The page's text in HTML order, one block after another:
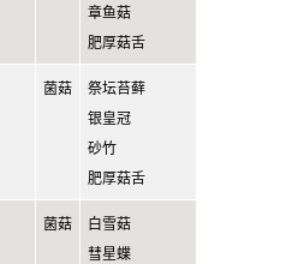
章鱼菇
肥厚菇舌
菌菇
祭坛苔藓
银皇冠
砂竹
肥厚菇舌
菌菇
白雪菇
彗星蝶